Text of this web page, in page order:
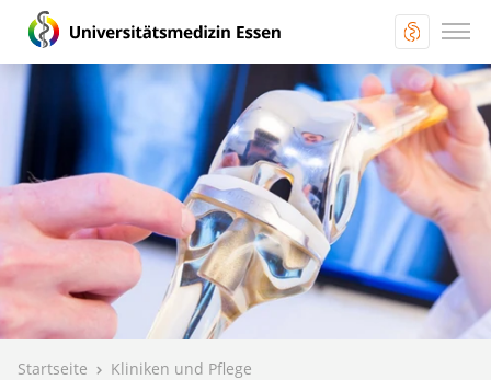
Startseite
Kliniken und Pflege